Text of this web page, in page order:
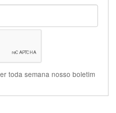
toda semana nosso boletim